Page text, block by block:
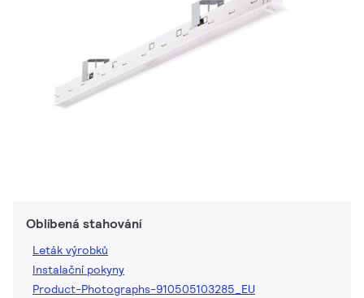
Oblíbená stahování
Leták výrobků
Instalační pokyny
Product-Photographs-910505103285_EU